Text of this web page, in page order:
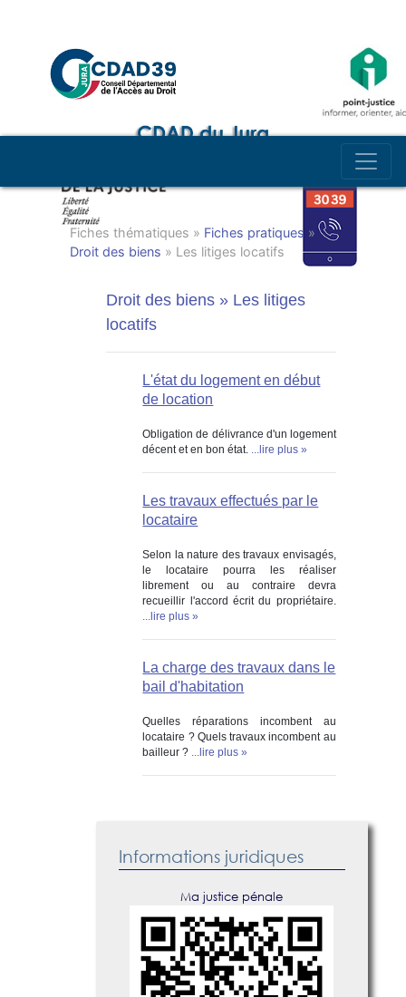
Fiches thématiques » Fiches pratiques »
Droit des biens » Les litiges locatifs
Droit des biens » Les litiges
locatifs
L'état du logement en début
de location
Obligation de délivrance d'un logement
décent et en bon état. ...lire plus »
Les travaux effectués par le
locataire
Selon la nature des travaux envisagés,
le locataire pourra les réaliser
librement ou au contraire devra
recueillir l'accord écrit du propriétaire.
...lire plus »
La charge des travaux dans le
bail d'habitation
Quelles réparations incombent au
locataire ? Quels travaux incombent au
bailleur ? ...lire plus »
Informations juridiques
Ma justice pénale